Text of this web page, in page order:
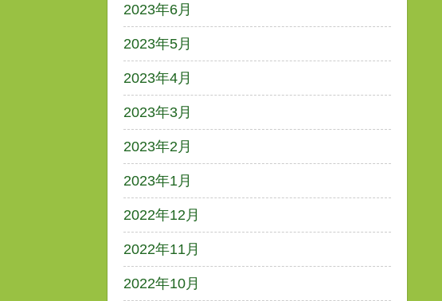
2023年6月
2023年5月
2023年4月
2023年3月
2023年2月
2023年1月
2022年12月
2022年11月
2022年10月